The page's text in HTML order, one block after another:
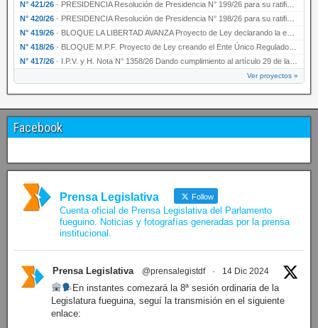
N° 421/26 · PRESIDENCIA Resolución de Presidencia N° 199/26 para su ratificación.
N° 420/26 · PRESIDENCIA Resolución de Presidencia N° 198/26 para su ratificación.
N° 419/26 · BLOQUE LA LIBERTAD AVANZA Proyecto de Ley declarando la esencialidad del servicio educativ…
N° 418/26 · BLOQUE M.P.F. Proyecto de Ley creando el Ente Único Regulador de servicios públicos de la …
N° 417/26 · I.P.V. y H. Nota N° 1358/26 Dando cumplimiento al artículo 29 de la Ley provincial N° 1399…
Ver proyectos »
Facebook
Prensa Legislativa Follow
Cuenta oficial de Prensa Legislativa del Parlamento
fueguino. Noticias y fotografías generadas por la prensa
institucional.
Prensa Legislativa @prensalegistdf · 14 Dic 2024
En instantes comezará la 8ª sesión ordinaria de la
Legislatura fueguina, seguí la transmisión en el siguiente
enlace: